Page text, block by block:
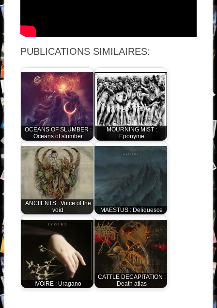
PUBLICATIONS SIMILAIRES:
OCEANS OF SLUMBER :
Oceans of slumber
MOURNING MIST :
Eponyme
ANCIIENTS : Voice of the
void
MAESTUS : Deliquesce
IVOIRE : Uragano
CATTLE DECAPITATION :
Death atlas